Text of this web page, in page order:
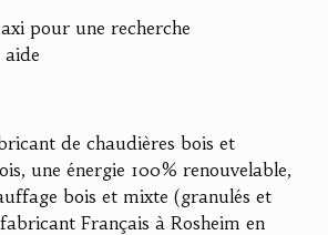
pour une recherche
de chaudières bois et
une énergie 100% renouvelable,
bois et mixte (granulés et
Français à Rosheim en